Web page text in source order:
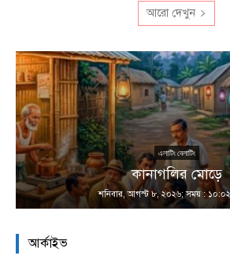
আরো দেখুন
এলাটিং বেলাটিং
কানাগলির মোড়ে
শনিবার, আগস্ট ৮, ২০২৬; সময় : ১০:০২
আর্কাইভ